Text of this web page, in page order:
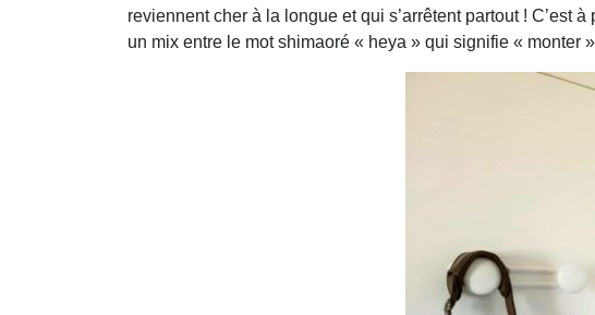
reviennent cher à la longue et qui s’arrêtent partout ! C’est
un mix entre le mot shimaoré « heya » qui signifie « monter